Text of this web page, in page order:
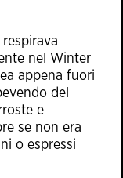
nel Winter
appena fuori
del
e
se non era
o espressi